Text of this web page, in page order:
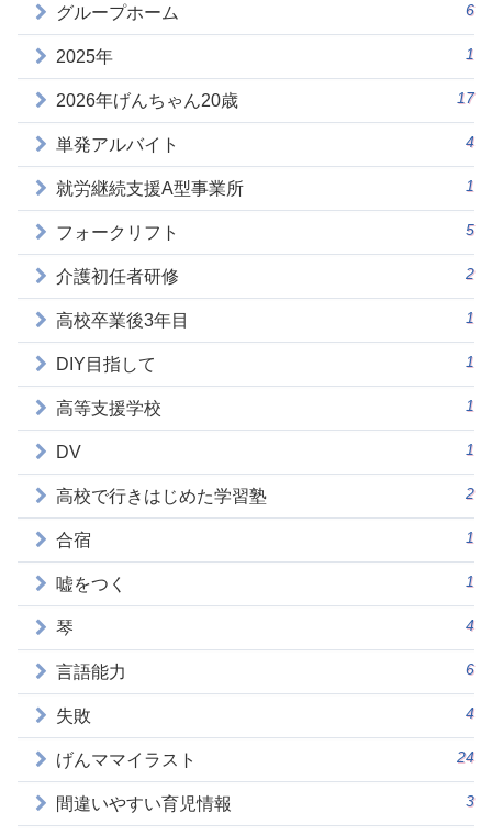
グループホーム 6
2025年 1
2026年げんちゃん20歳 17
単発アルバイト 4
就労継続支援A型事業所 1
フォークリフト 5
介護初任者研修 2
高校卒業後3年目 1
DIY目指して 1
高等支援学校 1
DV 1
高校で行きはじめた学習塾 2
合宿 1
嘘をつく 1
琴 4
言語能力 6
失敗 4
げんママイラスト 24
間違いやすい育児情報 3